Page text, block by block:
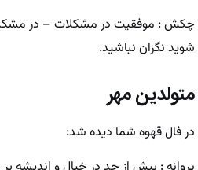
چکش : موفقیت در مشکلات – در
شوید نگران نباشید.
متولدین مهر
در فال قهوه شما دیده شد: